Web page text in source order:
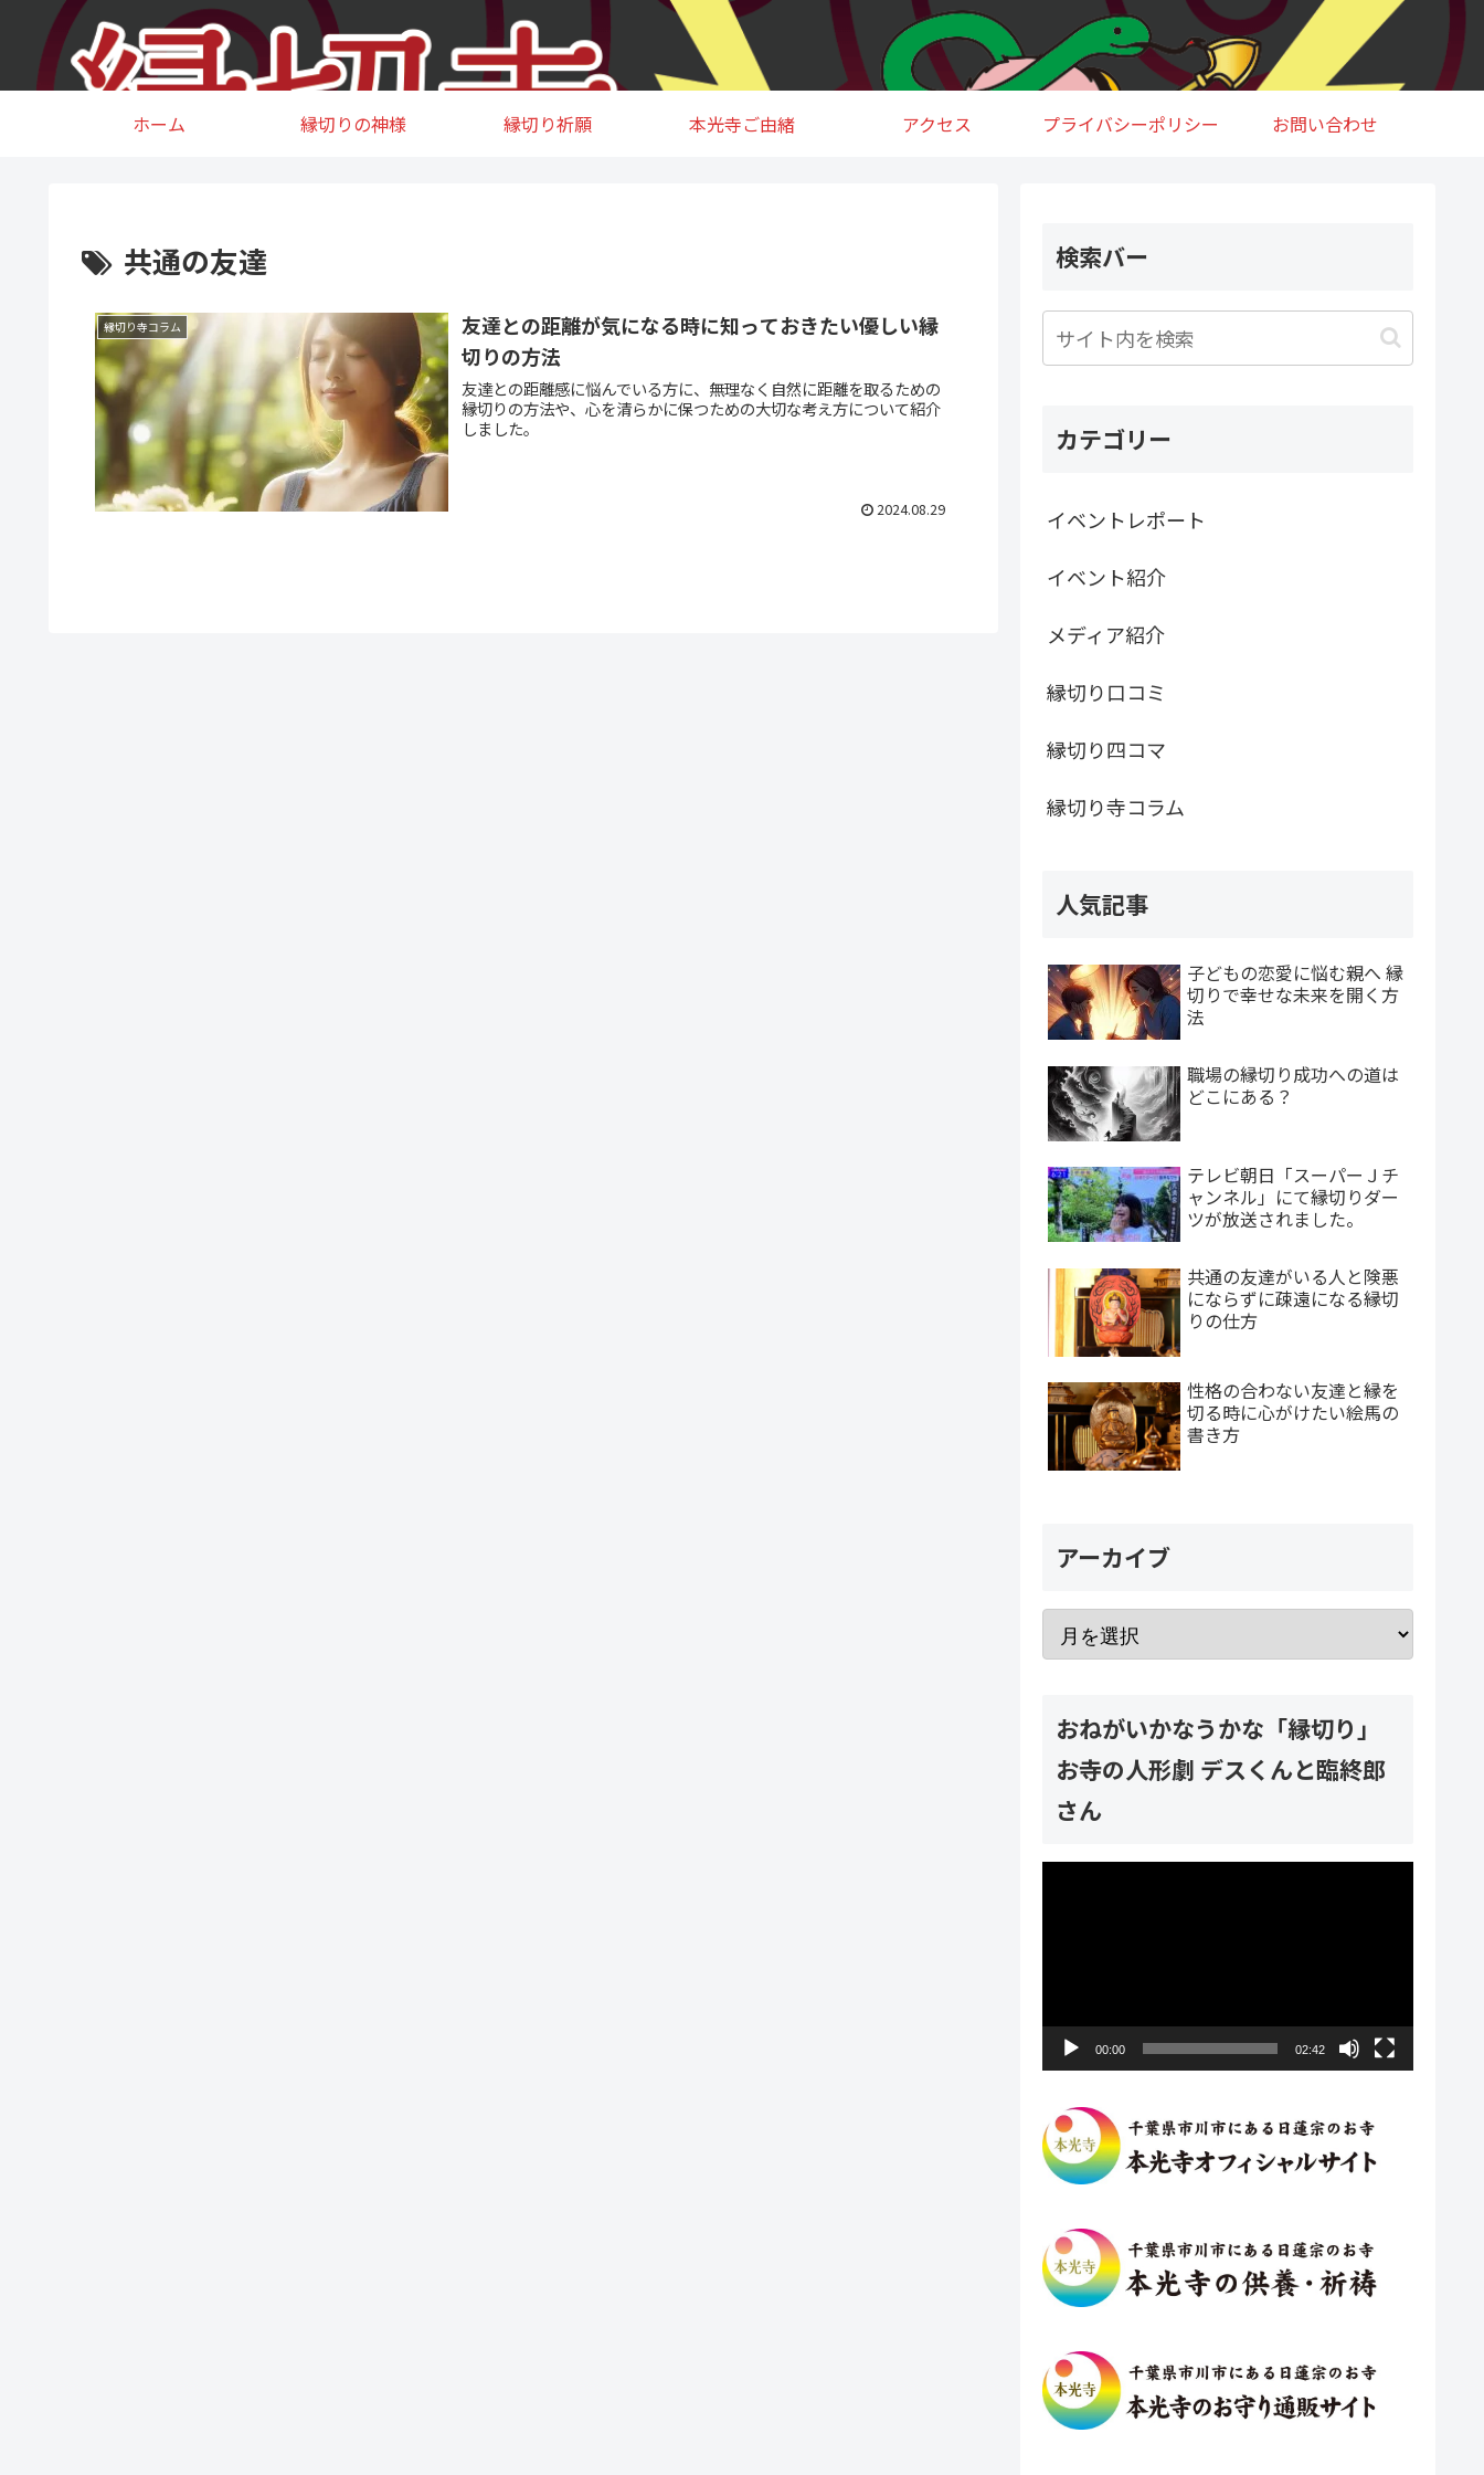
ホーム 縁切りの神様 縁切り祈願 本光寺ご由緒 アクセス プライバシーポリシー お問い合わせ
共通の友達
縁切り寺コラム
友達との距離が気になる時に知っておきたい優しい縁
切りの方法
友達との距離感に悩んでいる方に、無理なく自然に距離を取るための
縁切りの方法や、心を清らかに保つための大切な考え方について紹介
しました。
2024.08.29
検索バー
カテゴリー
イベントレポート
イベント紹介
メディア紹介
縁切り口コミ
縁切り四コマ
縁切り寺コラム
人気記事
子どもの恋愛に悩む親へ 縁
切りで幸せな未来を開く方
法
職場の縁切り成功への道は
どこにある？
テレビ朝日「スーパーＪチ
ャンネル」にて縁切りダー
ツが放送されました。
共通の友達がいる人と険悪
にならずに疎遠になる縁切
りの仕方
性格の合わない友達と縁を
切る時に心がけたい絵馬の
書き方
アーカイブ
おねがいかなうかな「縁切り」
お寺の人形劇 デスくんと臨終郎
さん
ー
00:00 02:42